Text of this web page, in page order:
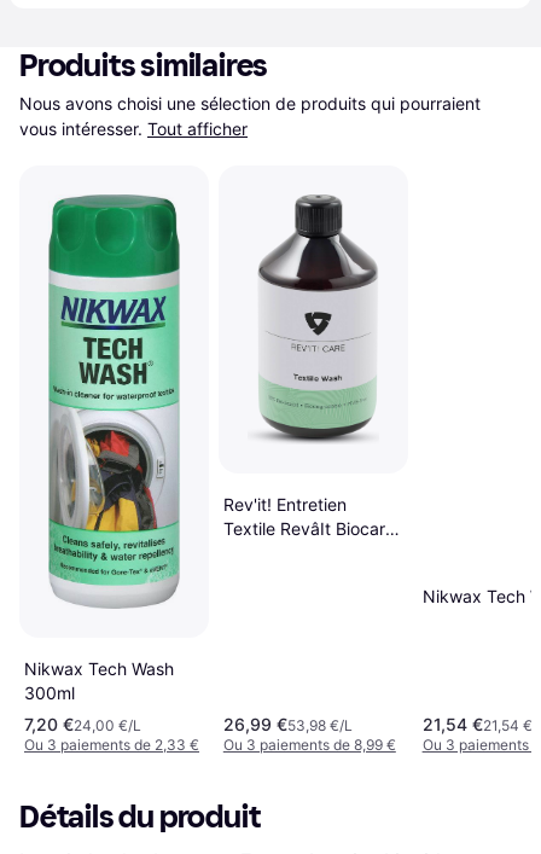
Produits similaires
Nous avons choisi une sélection de produits qui pourraient
vous intéresser. Tout afficher
Nikwax Tech Wash
300ml
7,20 €24,00 €/L
Ou 3 paiements de 2,33 €
Rev'it! Entretien
Textile RevâIt Biocare
26,99 €53,98 €/L
Ou 3 paiements de 8,99 €
Nikwax Tech
21,54 €21,54 €/
Ou 3 paiements
Détails du produit